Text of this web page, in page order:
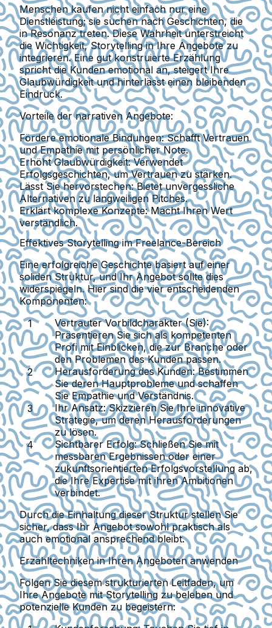
Menschen kaufen nicht einfach nur eine
Dienstleistung; sie suchen nach Geschichten, die
in Resonanz treten. Diese Wahrheit unterstreicht
die Wichtigkeit, Storytelling in Ihre Angebote zu
integrieren. Eine gut konstruierte Erzählung
spricht die Kunden emotional an, steigert Ihre
Glaubwürdigkeit und hinterlässt einen bleibenden
Eindruck.
Vorteile der narrativen Angebote:
Fördere emotionale Bindungen:Schafft Vertrauen
und Empathie mit persönlicher Note.
Erhöht Glaubwürdigkeit:Verwendet
Erfolgsgeschichten, um Vertrauen zu stärken.
Lässt Sie hervorstechen:Bietet unvergessliche
Alternativen zu langweiligen Pitches.
Erklärt komplexe Konzepte:Macht Ihren Wert
verständlich.
Effektives Storytelling im Freelance-Bereich
Eine erfolgreiche Geschichte basiert auf einer
soliden Struktur, und Ihr Angebot sollte dies
widerspiegeln. Hier sind die vier entscheidenden
Komponenten:
Vertrauter Vorbildcharakter (Sie):
Präsentieren Sie sich als kompetenten
Profi mit Einblicken, die zur Branche oder
den Problemen des Kunden passen.
Herausforderung des Kunden:Bestimmen
Sie deren Hauptprobleme und schaffen
Sie Empathie und Verständnis.
Ihr Ansatz:Skizzieren Sie Ihre innovative
Strategie, um deren Herausforderungen
zu lösen.
Sichtbarer Erfolg:Schließen Sie mit
messbaren Ergebnissen oder einer
zukunftsorientierten Erfolgsvorstellung ab,
die Ihre Expertise mit ihren Ambitionen
verbindet.
Durch die Einhaltung dieser Struktur stellen Sie
sicher, dass Ihr Angebot sowohl praktisch als
auch emotional ansprechend bleibt.
Erzähltechniken in Ihren Angeboten anwenden
Folgen Sie diesem strukturierten Leitfaden, um
Ihre Angebote mit Storytelling zu beleben und
potenzielle Kunden zu begeistern: